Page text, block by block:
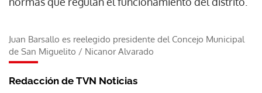
Juan Barsallo es reelegido presidente del Concejo Municipal
de San Miguelito / Nicanor Alvarado
Redacción de TVN Noticias